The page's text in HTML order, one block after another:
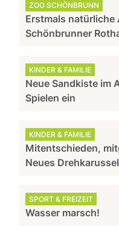
ZOO SCHÖNBRUNN
Erstmals
Schönbrunner
KINDER & FAMILIE
Neue Sandkiste im
Spielen ein
KINDER & FAMILIE
Mitentschieden,
Neues
SPORT & FREIZEIT
Wasser marsch!